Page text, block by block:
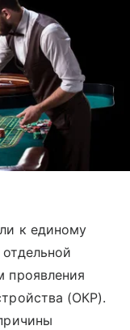
к единому
проявления
(ОКР).